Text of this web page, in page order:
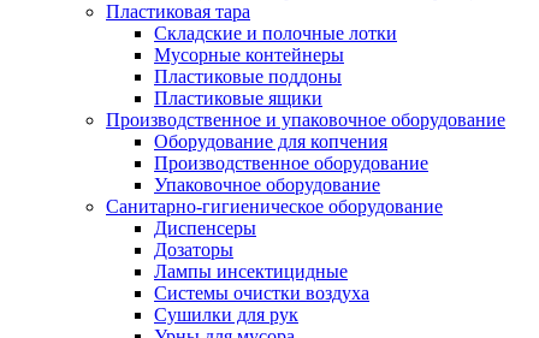
Пластиковая тара
Складские и полочные лотки
Мусорные контейнеры
Пластиковые поддоны
Пластиковые ящики
Производственное и упаковочное оборудование
Оборудование для копчения
Производственное оборудование
Упаковочное оборудование
Санитарно-гигиеническое оборудование
Диспенсеры
Дозаторы
Лампы инсектицидные
Системы очистки воздуха
Сушилки для рук